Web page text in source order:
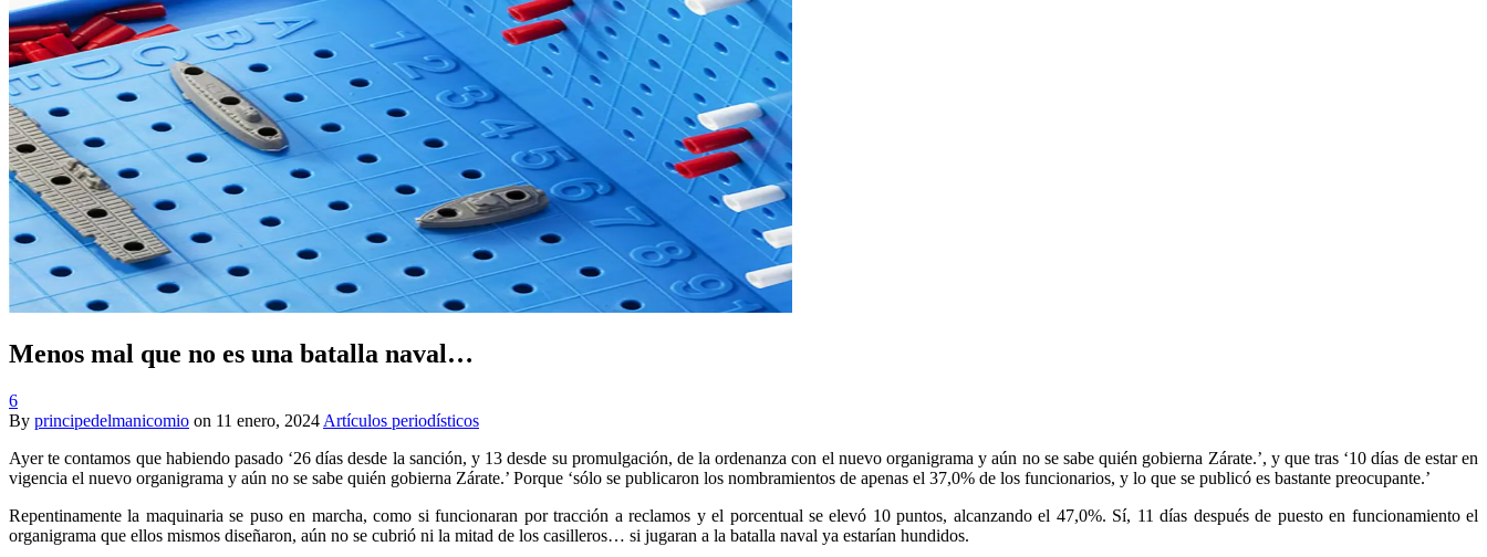
Menos mal que no es una batalla naval…
6
By principedelmanicomio on 11 enero, 2024 Artículos periodísticos
Ayer te contamos que habiendo pasado ‘26 días desde la sanción, y 13 desde su promulgación, de la ordenanza con el nuevo organigrama y aún no se sabe quién gobierna Zárate.’, y que tras ‘10 días de estar en
vigencia el nuevo organigrama y aún no se sabe quién gobierna Zárate.’ Porque ‘sólo se publicaron los nombramientos de apenas el 37,0% de los funcionarios, y lo que se publicó es bastante preocupante.’
Repentinamente la maquinaria se puso en marcha, como si funcionaran por tracción a reclamos y el porcentual se elevó 10 puntos, alcanzando el 47,0%. Sí, 11 días después de puesto en funcionamiento el
organigrama que ellos mismos diseñaron, aún no se cubrió ni la mitad de los casilleros… si jugaran a la batalla naval ya estarían hundidos.